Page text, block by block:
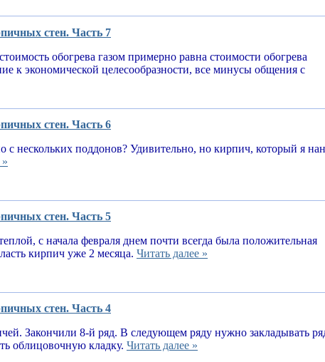
стен. Часть 7
обогрева газом примерно равна стоимости обогрева
к экономической целесообразности, все минусы общения с
стен. Часть 6
нескольких поддонов? Удивительно, но кирпич, который я
стен. Часть 5
с начала февраля днем почти всегда была положительная
кирпич уже 2 месяца. Читать далее »
стен. Часть 4
Закончили 8-й ряд. В следующем ряду нужно закладывать
облицовочную кладку. Читать далее »